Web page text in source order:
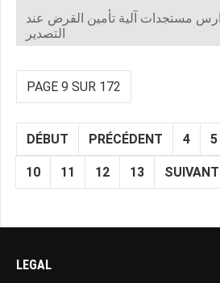
مستجدات آلية تأمين القرض عند
التصدير
PAGE 9 SUR 172
DÉBUT PRÉCÉDENT 4 5
10 11 12 13 SUIVANT
LEGAL